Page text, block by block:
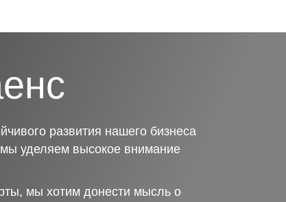
развития нашего бизнеса
мы уделяем высокое внимание
мы хотим донести мысль о